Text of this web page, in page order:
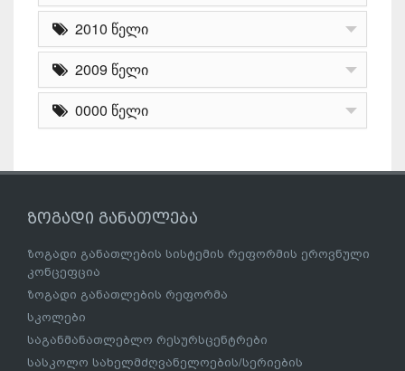
2010 წელი
2009 წელი
0000 წელი
ზოგადი განათლება
ზოგადი განათლების სისტემის რეფორმის ეროვნული
კონცეფცია
ზოგადი განათლების რეფორმა
სკოლები
საგანმანათლებლო რესურსცენტრები
სასკოლო სახელმძღვანელოების/სერიების